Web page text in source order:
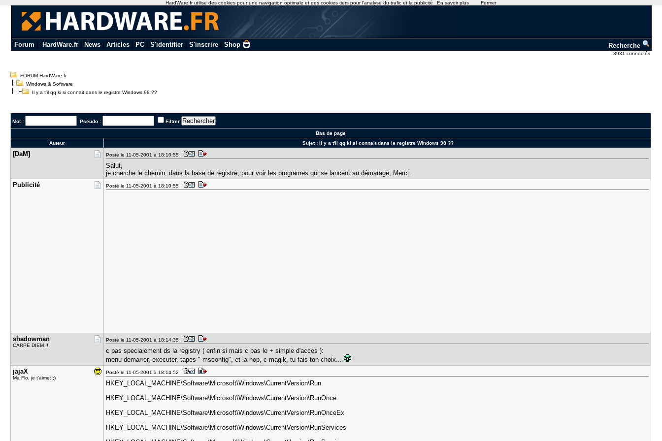
Forum HardWare.fr| News| Articles| PC| S'identifier| S'inscrire| Shop Recherche
3931 connectés
FORUM HardWare.fr
Windows & Software
Il y a t'il qq ki si connait dans le registre Windows 98 ??
Mot : Pseudo : Filtrer
Bas de page
Auteur
Sujet :Il y a t'il qq ki si connait dans le registre Windows 98 ??
[DaM] Posté le 11-05-2001 à 18:10:55
Salut,
je cherche le chemin, dans la base de registre, pour voir les programes qui se lancent au démarage, Merci.
Publicité
Posté le 11-05-2001 à 18:10:55
shadowman
CARPE DIEM !!
Posté le 11-05-2001 à 18:14:35
c pas specialement ds la registry ( enfin si mais c pas le + simple d'acces ):
menu demarrer, executer, tapes " msconfig", et la hop, c magik, tu fais ton choix...
jajaX
Ma Flo, je t'aime: ;)
Posté le 11-05-2001 à 18:14:52
HKEY_LOCAL_MACHINE\Software\Microsoft\Windows\CurrentVersion\Run
HKEY_LOCAL_MACHINE\Software\Microsoft\Windows\CurrentVersion\RunOnce
HKEY_LOCAL_MACHINE\Software\Microsoft\Windows\CurrentVersion\RunOnceEx
HKEY_LOCAL_MACHINE\Software\Microsoft\Windows\CurrentVersion\RunServices
HardWare.fr utilise des cookies pour une navigation optimale et des cookies tiers pour l'analyse du trafic et la publicité En savoir plus Fermer